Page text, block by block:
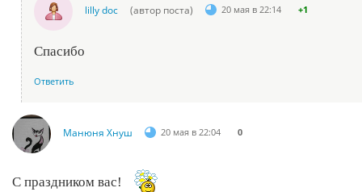
lilly doc (автор поста) 20 мая в 22:14 +1
Спасибо
Ответить
Манюня Хнуш 20 мая в 22:04 0
С праздником вас!